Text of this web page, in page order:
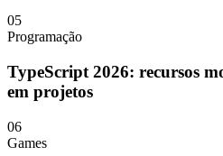
05
Programação
TypeScript 2026: recursos
em projetos
06
Games